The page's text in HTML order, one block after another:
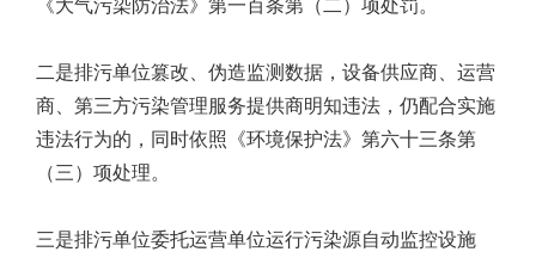
二是排污单位篡改、伪造监测数据，设备供应商、运营
商、第三方污染管理服务提供商明知违法，仍配合实施
违法行为的，同时依照《环境保护法》第六十三条第
（三）项处理。
三是排污单位委托运营单位运行污染源自动监控设施